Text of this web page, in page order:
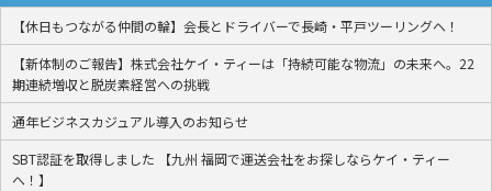
【休日もつながる仲間の輪】会長とドライバーで長崎・平戸ツーリングへ！
【新体制のご報告】株式会社ケイ・ティーは「持続可能な物流」の未来へ。22
期連続増収と脱炭素経営への挑戦
通年ビジネスカジュアル導入のお知らせ
SBT認証を取得しました 【九州 福岡で運送会社をお探しならケイ・ティー
へ！】